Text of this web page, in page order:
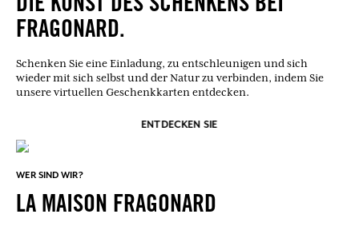
DIE KUNST DES SCHENKENS BEI
FRAGONARD.
Schenken Sie eine Einladung, zu entschleunigen und sich
wieder mit sich selbst und der Natur zu verbinden, indem Sie
unsere virtuellen Geschenkkarten entdecken.
ENTDECKEN SIE
WER SIND WIR?
LA MAISON FRAGONARD